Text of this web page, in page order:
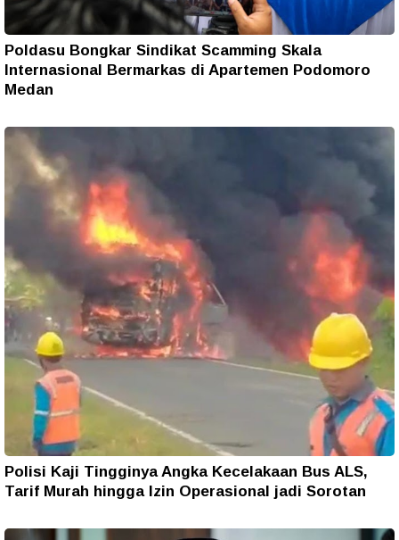
Poldasu Bongkar Sindikat Scamming Skala
Internasional Bermarkas di Apartemen Podomoro
Medan
Polisi Kaji Tingginya Angka Kecelakaan Bus ALS,
Tarif Murah hingga Izin Operasional jadi Sorotan